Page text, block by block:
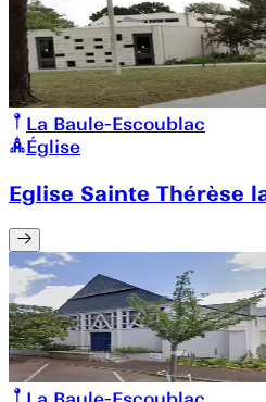
La Baule-Escoublac
Église
Eglise Sainte Thérèse